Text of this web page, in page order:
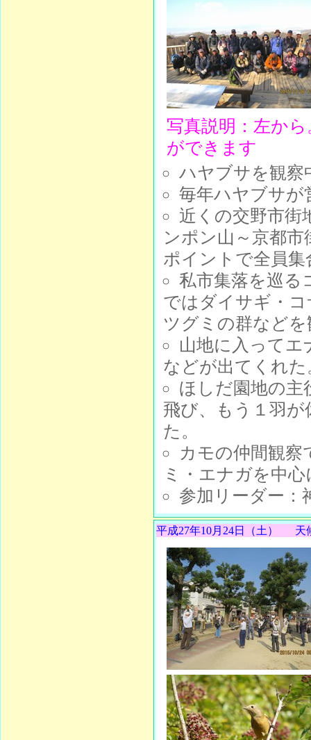
写真説明：左か
ができます
ハヤブサを観察
毎年ハヤブサが
近くの交野市街
ンポン山～京都
ポイントで全員
私市集落を巡る
ではダイサギ・
ツグミの群など
山地に入って
などが出てくれた
ほしだ園地の
飛び、もう１羽
た。
カモの仲間観
ミ・エナガを中
参加リーダー：
平成27年10月24日（土） 天